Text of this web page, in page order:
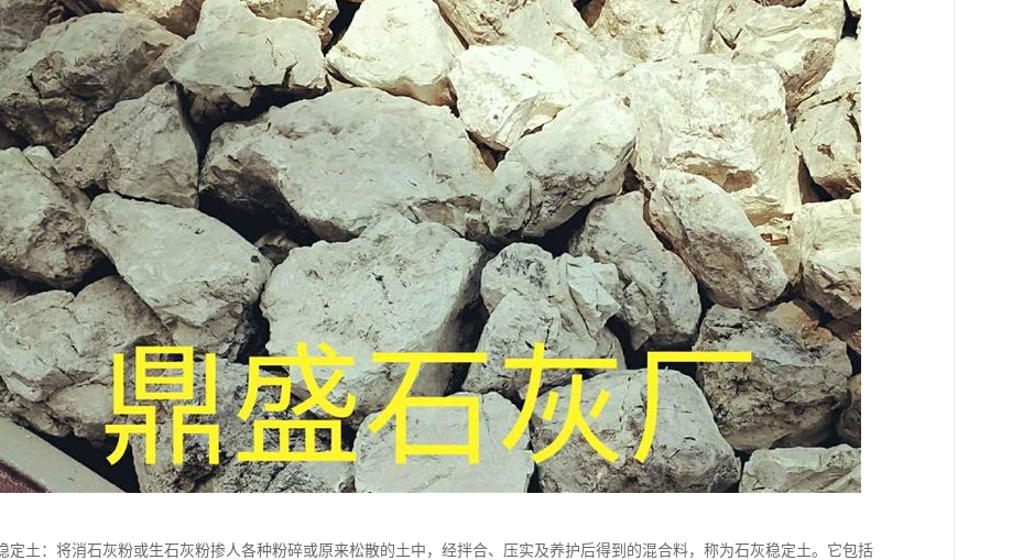
定土：将消石灰粉或生石灰粉掺人各种粉碎或原来松散的土中，经拌合、压实及养护后得到的混合料，称为石灰稳定土。它包括